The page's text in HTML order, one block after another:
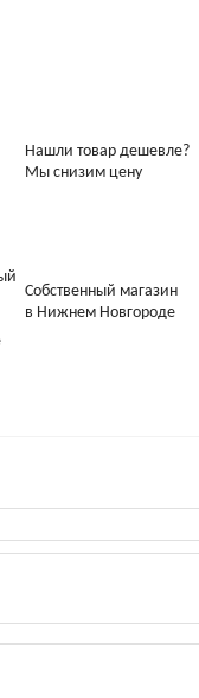
Нашли товар дешевле?
Мы снизим цену
Собственный магазин
в Нижнем Новгороде